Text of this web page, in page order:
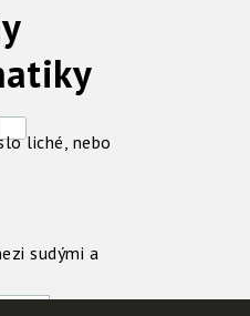
liché, nebo
sudými a